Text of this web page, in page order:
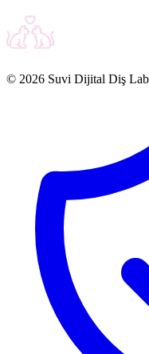
© 2026 Suvi Dijital Diş